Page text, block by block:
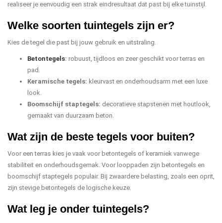
realiseer je eenvoudig een strak eindresultaat dat past bij elke tuinstijl.
Welke soorten tuintegels zijn er?
Kies de tegel die past bij jouw gebruik en uitstraling.
Betontegels: robuust, tijdloos en zeer geschikt voor terras en
pad.
Keramische tegels: kleurvast en onderhoudsarm met een luxe
look.
Boomschijf staptegels: decoratieve stapstenen met houtlook,
gemaakt van duurzaam beton.
Wat zijn de beste tegels voor buiten?
Voor een terras kies je vaak voor betontegels of keramiek vanwege
stabiliteit en onderhoudsgemak. Voor looppaden zijn betontegels en
boomschijf staptegels populair. Bij zwaardere belasting, zoals een oprit,
zijn stevige betontegels de logische keuze.
Wat leg je onder tuintegels?